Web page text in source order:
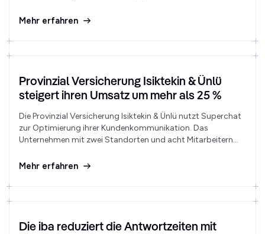
erreicht eine deutlich höhere Job-Auslastung.
Mehr erfahren
Provinzial Versicherung Isiktekin & Ünlü
steigert ihren Umsatz um mehr als 25 %
Die Provinzial Versicherung Isiktekin & Ünlü nutzt Superchat
zur Optimierung ihrer Kundenkommunikation. Das
Unternehmen mit zwei Standorten und acht Mitarbeitern
bei Kundenanfragen, was zu einer Umsatzsteigerung von 25
Mehr erfahren
Die iba reduziert die Antwortzeiten mit